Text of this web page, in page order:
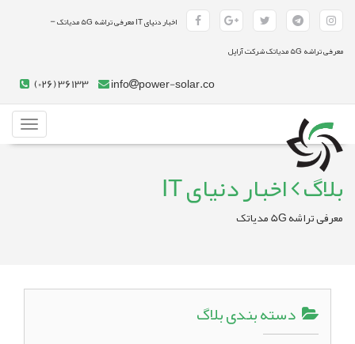
اخبار دنیای IT معرفی تراشه 5G مدیاتک -
معرفی تراشه 5G مدیاتک شرکت آراپل
info power-solar.co
(026) 36133
بلاگ اخبار دنیای IT
معرفی تراشه 5G مدیاتک
دسته بندی بلاگ